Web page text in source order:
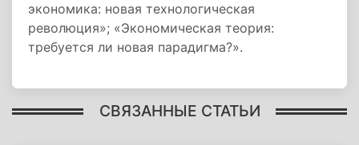
экономика: новая технологическая
революция»; «Экономическая теория:
требуется ли новая парадигма?».
СВЯЗАННЫЕ СТАТЬИ